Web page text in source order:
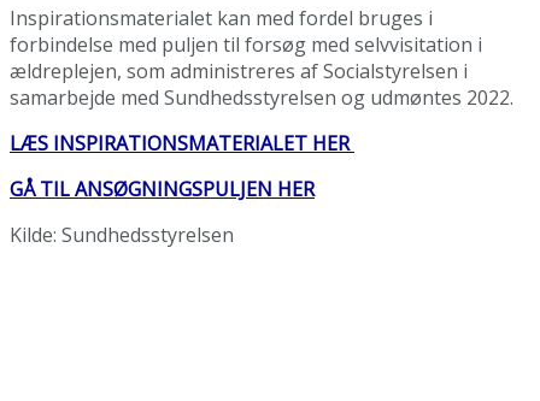
Inspirationsmaterialet kan med fordel bruges i
forbindelse med puljen til forsøg med selvvisitation i
ældreplejen, som administreres af Socialstyrelsen i
samarbejde med Sundhedsstyrelsen og udmøntes 2022.
LÆS INSPIRATIONSMATERIALET HER
GÅ TIL ANSØGNINGSPULJEN HER
Kilde: Sundhedsstyrelsen